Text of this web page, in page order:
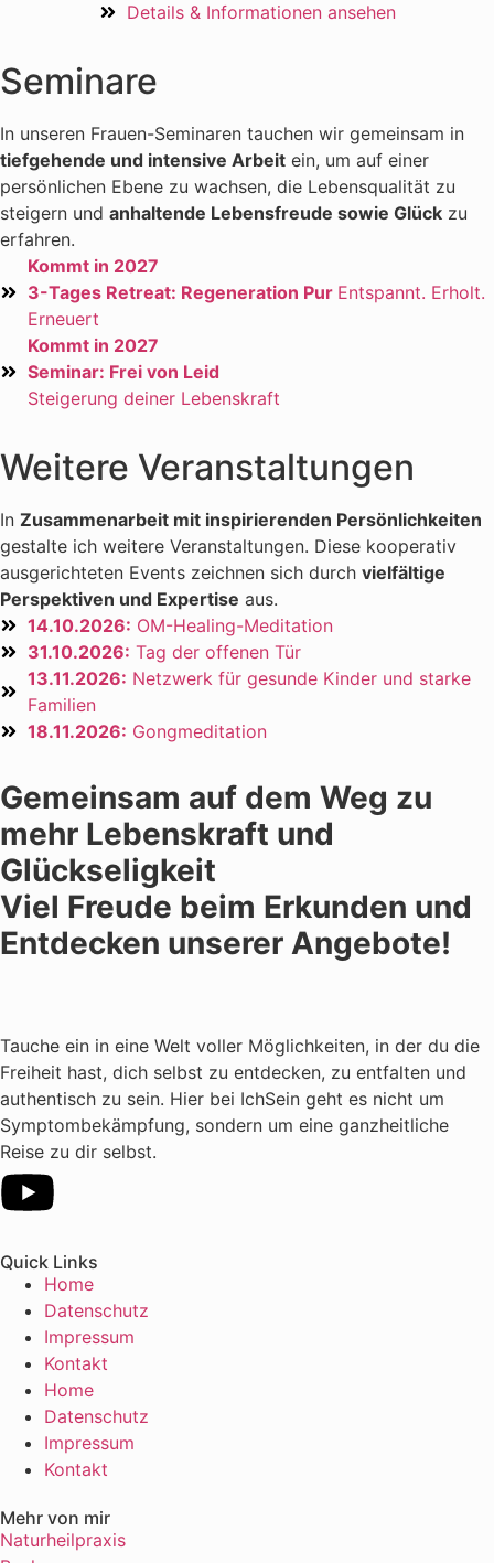
Details & Informationen ansehen
Seminare
In unseren Frauen-Seminaren tauchen wir gemeinsam in
tiefgehende und intensive Arbeit ein, um auf einer
persönlichen Ebene zu wachsen, die Lebensqualität zu
steigern und anhaltende Lebensfreude sowie Glück zu
erfahren.
Kommt in 2027
3-Tages Retreat: Regeneration Pur Entspannt. Erholt.
Erneuert
Kommt in 2027
Seminar: Frei von Leid
Steigerung deiner Lebenskraft
Weitere Veranstaltungen
In Zusammenarbeit mit inspirierenden Persönlichkeiten
gestalte ich weitere Veranstaltungen. Diese kooperativ
ausgerichteten Events zeichnen sich durch vielfältige
Perspektiven und Expertise aus.
14.10.2026: OM-Healing-Meditation
31.10.2026: Tag der offenen Tür
13.11.2026: Netzwerk für gesunde Kinder und starke
Familien
18.11.2026: Gongmeditation
Gemeinsam auf dem Weg zu
mehr Lebenskraft und
Glückseligkeit
Viel Freude beim Erkunden und
Entdecken unserer Angebote!
Tauche ein in eine Welt voller Möglichkeiten, in der du die
Freiheit hast, dich selbst zu entdecken, zu entfalten und
authentisch zu sein. Hier bei IchSein geht es nicht um
Symptombekämpfung, sondern um eine ganzheitliche
Reise zu dir selbst.
Quick Links
Home
Datenschutz
Impressum
Kontakt
Home
Datenschutz
Impressum
Kontakt
Mehr von mir
Naturheilpraxis